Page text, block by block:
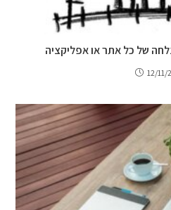
של כל אתר או אפליקציה
12/11/